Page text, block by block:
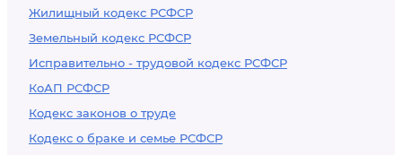
Жилищный кодекс РСФСР
Земельный кодекс РСФСР
Исправительно - трудовой кодекс РСФСР
КоАП РСФСР
Кодекс законов о труде
Кодекс о браке и семье РСФСР